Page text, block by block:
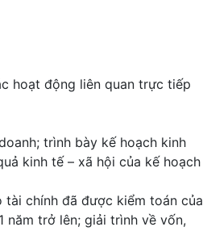
hoạt động liên quan trực tiếp
trình bày kế hoạch kinh
kinh tế – xã hội của kế hoạch
tài chính đã được kiểm toán của
năm trở lên; giải trình về vốn,